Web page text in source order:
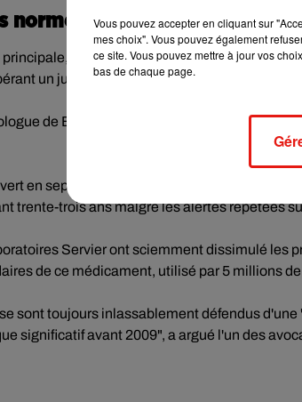
normes »
quelques dizaines de parties civiles
un jugement "exemplaire".
de Brest Irène Frachon, qui a révélé au
en septembre 2019 et clos en juillet 2020,
trente-trois ans malgré les alertes répétées
Servier ont sciemment dissimulé les
de ce médicament, utilisé par 5 millions
sont toujours inlassablement défendus
significatif avant 2009", a argué l'un des
Vous pouvez accepter en cliquant sur
mes choix". Vous pouvez également
ce site. Vous pouvez mettre à jour vos
bas de chaque page.